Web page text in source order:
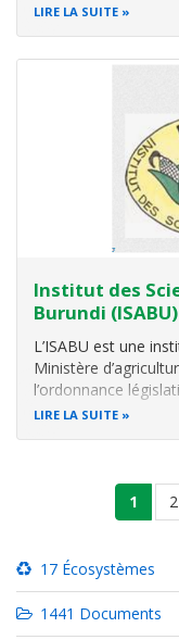
Élan du
Ensemble,
durable,
Née de la volonté
Développement
Ministérielle n° 530/
les
LIRE LA SUITE
Institut des
Burundi (ISABU)
L’ISABU est une
Ministère
l’ordonnance
mandatée pour
LIRE LA SUITE
Pagination
page
1 2
17 Écosystèmes
1441 Documents